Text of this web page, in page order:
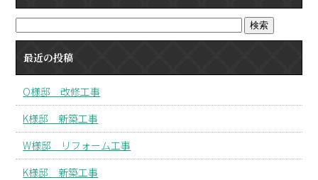
最近の投稿
O様邸 改修工事
K様邸 新築工事
W様邸 リフォーム工事
K様邸 新築工事